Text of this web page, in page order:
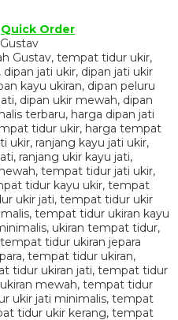
Quick Order